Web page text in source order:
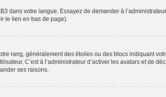
dans votre langue. Essayez de demander à
le lien en bas de page).
rang, généralement des étoiles ou des blocs indiquant
C’est à l’administrateur d’activer les avatars et de
ses raisons.